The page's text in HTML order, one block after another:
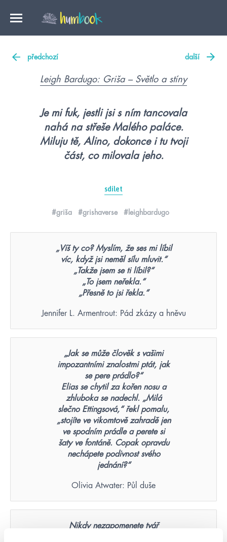
předchozí další
Leigh Bardugo: Griša – Světlo a stíny
Je mi fuk, jestli jsi s ním tancovala
nahá na střeše Malého paláce.
Miluju tě, Alino, dokonce i tu tvoji
část, co milovala jeho.
sdílet
#griša #grishaverse #leighbardugo
„Víš ty co? Myslím, že ses mi líbil
víc, když jsi neměl sílu mluvit.“
„Takže jsem se ti líbil?“
„To jsem neřekla.“
„Přesně to jsi řekla.“
Jennifer L. Armentrout: Pád zkázy a hněvu
„Jak se může člověk s vašimi
impozantními znalostmi ptát, jak
se pere prádlo?“
Elias se chytil za kořen nosu a
zhluboka se nadechl. „Milá
slečno Ettingsová,“ řekl pomalu,
„stojíte ve vikomtově zahradě jen
ve spodním prádle a perete si
šaty ve fontáně. Copak opravdu
nechápete podivnost svého
jednání?“
Olivia Atwater: Půl duše
Nikdy nezapomenete tvář